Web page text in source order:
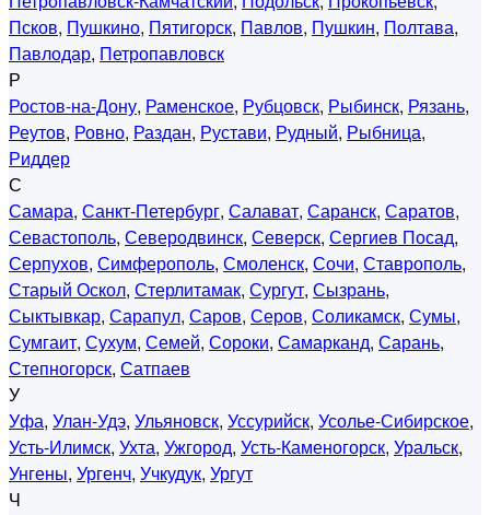
Псков, Пушкино, Пятигорск, Павлов, Пушкин, Полтава,
Павлодар, Петропавловск
Р
Ростов-на-Дону, Раменское, Рубцовск, Рыбинск, Рязань,
Реутов, Ровно, Раздан, Рустави, Рудный, Рыбница,
Риддер
С
Самара, Санкт-Петербург, Салават, Саранск, Саратов,
Севастополь, Северодвинск, Северск, Сергиев Посад,
Серпухов, Симферополь, Смоленск, Сочи, Ставрополь,
Старый Оскол, Стерлитамак, Сургут, Сызрань,
Сыктывкар, Сарапул, Саров, Серов, Соликамск, Сумы,
Сумгаит, Сухум, Семей, Сороки, Самарканд, Сарань,
Степногорск, Сатпаев
У
Уфа, Улан-Удэ, Ульяновск, Уссурийск, Усолье-Сибирское,
Усть-Илимск, Ухта, Ужгород, Усть-Каменогорск, Уральск,
Унгены, Ургенч, Учкудук, Ургут
Ч